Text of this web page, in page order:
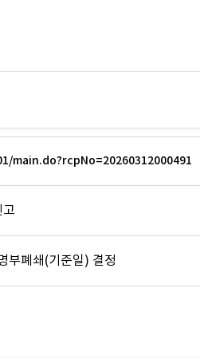
고
부폐쇄(기준일) 결정